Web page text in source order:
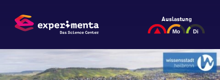
Auslastung